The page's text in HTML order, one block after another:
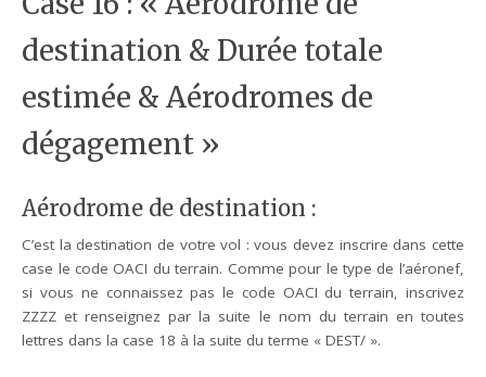
destination & Durée totale
estimée & Aérodromes de
dégagement »
Aérodrome de destination :
C’est la destination de votre vol : vous devez inscrire dans cette
case le code OACI du terrain. Comme pour le type de l’aéronef,
si vous ne connaissez pas le code OACI du terrain, inscrivez
ZZZZ et renseignez par la suite le nom du terrain en toutes
lettres dans la case 18 à la suite du terme « DEST/ ».